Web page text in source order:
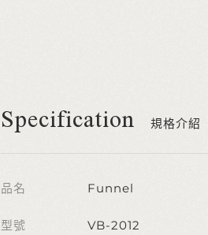
Specification 規格介紹
品名 Funnel
型號 VB-2012